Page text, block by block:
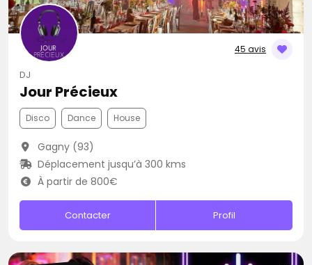
45 avis
DJ
Jour Précieux
Disco Dance House
Gagny (93)
Déplacement jusqu’à 300 kms
À partir de 800€
Contacter Profil